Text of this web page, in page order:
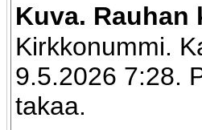
Kuva. Rauhan
Kirkkonummi.
9.5.2026 7:28.
takaa.